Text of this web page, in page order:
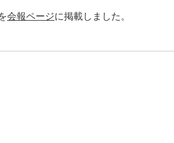
会報ページに掲載しました。